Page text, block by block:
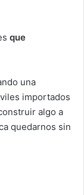
que
una
importados
algo a
quedarnos sin